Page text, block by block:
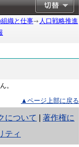
組織と仕事
人口戦略推進
。
▲ページ上部に戻る
について
著作権に
ティ